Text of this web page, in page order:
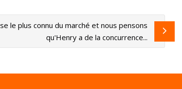
le plus connu du marché et nous pensons
qu'Henry a de la concurrence...